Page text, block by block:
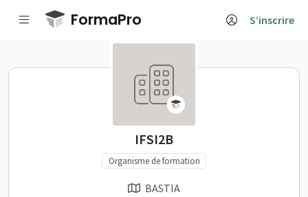
Passer au contenu principal
FormaPro S’inscrire
IFSI2B sur FormaPro
IFSI2B
Organisme de formation
BASTIA